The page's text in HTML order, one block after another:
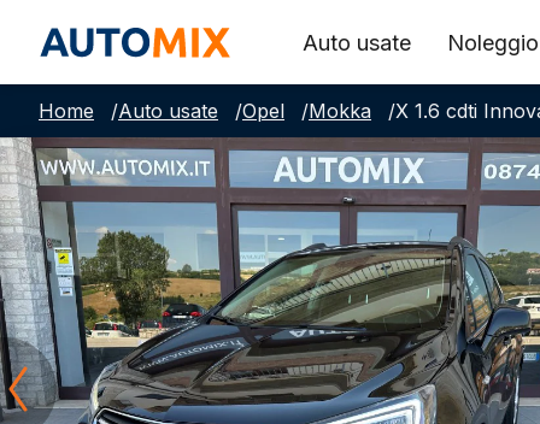
Auto usate
Home /Auto usate /Opel /Mokka /X 1.6 cdti